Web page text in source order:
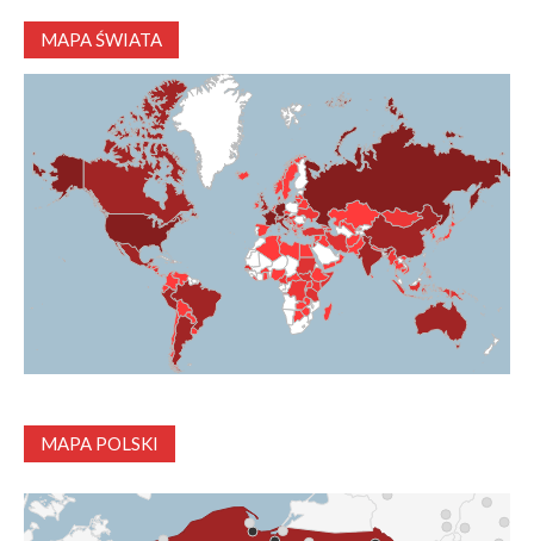
MAPA ŚWIATA
MAPA POLSKI